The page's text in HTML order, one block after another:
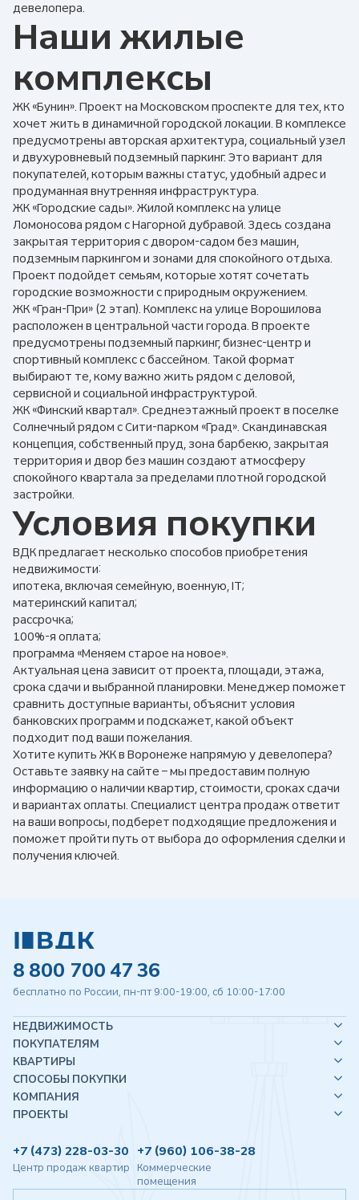
девелопера.
Наши жилые
комплексы
ЖК «Бунин». Проект на Московском проспекте для тех, кто
хочет жить в динамичной городской локации. В комплексе
предусмотрены авторская архитектура, социальный узел
и двухуровневый подземный паркинг. Это вариант для
покупателей, которым важны статус, удобный адрес и
продуманная внутренняя инфраструктура.
ЖК «Городские сады». Жилой комплекс на улице
Ломоносова рядом с Нагорной дубравой. Здесь создана
закрытая территория с двором-садом без машин,
подземным паркингом и зонами для спокойного отдыха.
Проект подойдет семьям, которые хотят сочетать
городские возможности с природным окружением.
ЖК «Гран-При» (2 этап). Комплекс на улице Ворошилова
расположен в центральной части города. В проекте
предусмотрены подземный паркинг, бизнес-центр и
спортивный комплекс с бассейном. Такой формат
выбирают те, кому важно жить рядом с деловой,
сервисной и социальной инфраструктурой.
ЖК «Финский квартал». Среднеэтажный проект в поселке
Солнечный рядом с Сити-парком «Град». Скандинавская
концепция, собственный пруд, зона барбекю, закрытая
территория и двор без машин создают атмосферу
спокойного квартала за пределами плотной городской
застройки.
Условия покупки
ВДК предлагает несколько способов приобретения
недвижимости:
ипотека, включая семейную, военную, IT;
материнский капитал;
рассрочка;
100%-я оплата;
программа «Меняем старое на новое».
Актуальная цена зависит от проекта, площади, этажа,
срока сдачи и выбранной планировки. Менеджер поможет
сравнить доступные варианты, объяснит условия
банковских программ и подскажет, какой объект
подходит под ваши пожелания.
Хотите купить ЖК в Воронеже напрямую у девелопера?
Оставьте заявку на сайте – мы предоставим полную
информацию о наличии квартир, стоимости, сроках сдачи
и вариантах оплаты. Специалист центра продаж ответит
на ваши вопросы, подберет подходящие предложения и
поможет пройти путь от выбора до оформления сделки и
получения ключей.
8 800 700 47 36
бесплатно по России, пн-пт 9:00-19:00, сб 10:00-17:00
НЕДВИЖИМОСТЬ
ПОКУПАТЕЛЯМ
КВАРТИРЫ
СПОСОБЫ ПОКУПКИ
КОМПАНИЯ
ПРОЕКТЫ
+7 (473) 228-03-30
Центр продаж квартир
+7 (960) 106-38-28
Коммерческие
помещения